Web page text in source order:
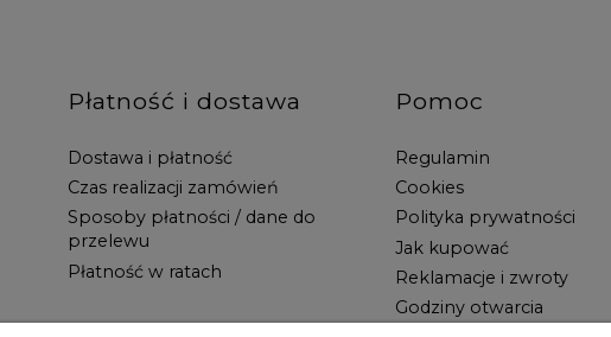
Płatność i dostawa
Dostawa i płatność
Czas realizacji zamówień
Sposoby płatności / dane do
przelewu
Płatność w ratach
Pomoc
Regulamin
Cookies
Polityka prywatności
Jak kupować
Reklamacje i zwroty
Godziny otwarcia